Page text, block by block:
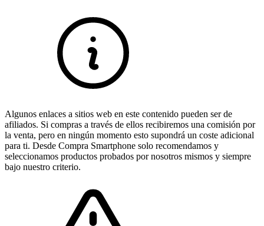
Algunos enlaces a sitios web en este contenido pueden ser de
afiliados. Si compras a través de ellos recibiremos una comisión por
la venta, pero en ningún momento esto supondrá un coste adicional
para ti. Desde Compra Smartphone solo recomendamos y
seleccionamos productos probados por nosotros mismos y siempre
bajo nuestro criterio.